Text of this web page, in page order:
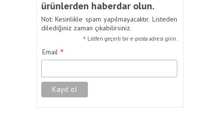
ürünlerden haberdar olun.
Not: Kesinlikle spam yapılmayacaktır. Listeden
dilediğiniz zaman çıkabilirsiniz.
* Lütfen geçerli bir e-posta adresi girin.
Email *